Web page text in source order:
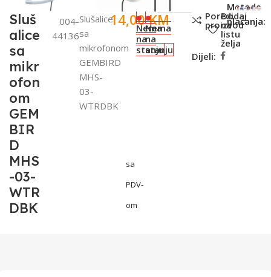
Sluš
alice
sa
mikr
ofon
om
GEM
BIR
D
MHS
-03-
WTR
DBK
004-
44136
Slušalice
sa
mikrofonom
GEMBIRD
MHS-
03-
WTRDBK
14,00KM
sa
PDV-
om
Nema
na
stanju
Nema
na
stanju
Poredi
proizvod
Dodaj
na
listu
želja
Dijeli:
Metode
plaćanja: